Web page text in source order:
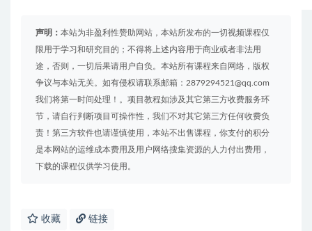
声明： 本站为非盈利性赞助网站，本站所发布的一切视频课程仅
限用于学习和研究目的；不得将上述内容用于商业或者非法用
途，否则，一切后果请用户自负。本站所有课程来自网络，版权
争议与本站无关。如有侵权请联系邮箱：2879294521@qq.com
我们将第一时间处理！。项目教程如涉及其它第三方收费服务环
节，请自行判断项目可操作性，我们不对其它第三方任何收费负
责！第三方软件也请谨慎使用，本站不出售课程，你支付的积分
是本网站的运维成本费用及用户网络搜集资源的人力付出费用，
下载的课程仅供学习使用。
收藏 链接